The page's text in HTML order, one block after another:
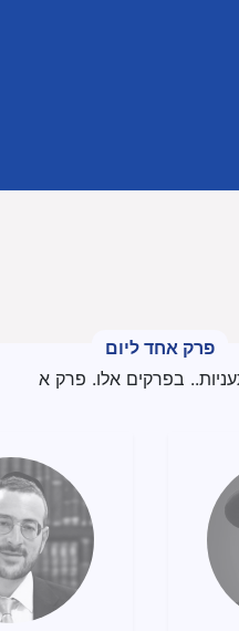
פרק אחד ליום
בפרקים אלו. פרק א